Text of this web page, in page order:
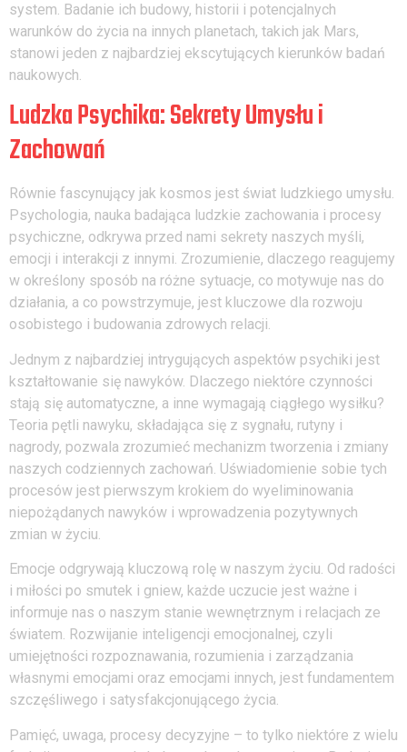
system. Badanie ich budowy, historii i potencjalnych
warunków do życia na innych planetach, takich jak Mars,
stanowi jeden z najbardziej ekscytujących kierunków badań
naukowych.
Ludzka Psychika: Sekrety Umysłu i
Zachowań
Równie fascynujący jak kosmos jest świat ludzkiego umysłu.
Psychologia, nauka badająca ludzkie zachowania i procesy
psychiczne, odkrywa przed nami sekrety naszych myśli,
emocji i interakcji z innymi. Zrozumienie, dlaczego reagujemy
w określony sposób na różne sytuacje, co motywuje nas do
działania, a co powstrzymuje, jest kluczowe dla rozwoju
osobistego i budowania zdrowych relacji.
Jednym z najbardziej intrygujących aspektów psychiki jest
kształtowanie się nawyków. Dlaczego niektóre czynności
stają się automatyczne, a inne wymagają ciągłego wysiłku?
Teoria pętli nawyku, składająca się z sygnału, rutyny i
nagrody, pozwala zrozumieć mechanizm tworzenia i zmiany
naszych codziennych zachowań. Uświadomienie sobie tych
procesów jest pierwszym krokiem do wyeliminowania
niepożądanych nawyków i wprowadzenia pozytywnych
zmian w życiu.
Emocje odgrywają kluczową rolę w naszym życiu. Od radości
i miłości po smutek i gniew, każde uczucie jest ważne i
informuje nas o naszym stanie wewnętrznym i relacjach ze
światem. Rozwijanie inteligencji emocjonalnej, czyli
umiejętności rozpoznawania, rozumienia i zarządzania
własnymi emocjami oraz emocjami innych, jest fundamentem
szczęśliwego i satysfakcjonującego życia.
Pamięć, uwaga, procesy decyzyjne – to tylko niektóre z wielu